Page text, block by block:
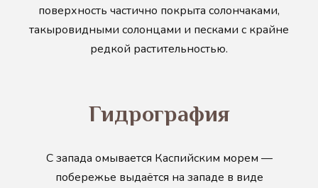
поверхность частично покрыта солончаками,
такыровидными солонцами и песками с крайне
редкой растительностью.
Гидрография
С запада омывается Каспийским морем —
побережье выдаётся на западе в виде